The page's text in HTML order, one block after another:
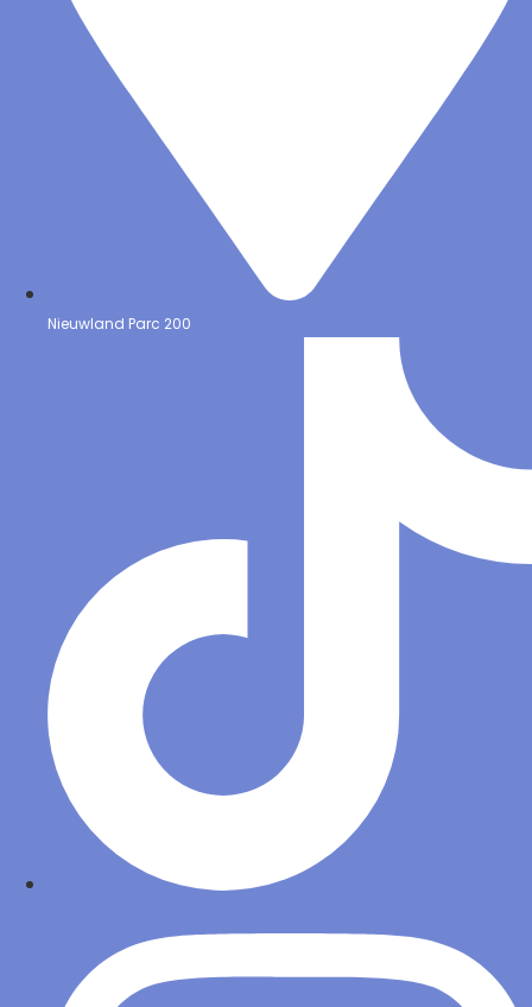
Nieuwland Parc 200